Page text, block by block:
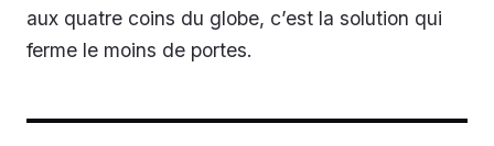
aux quatre coins du globe, c’est la solution qui
ferme le moins de portes.